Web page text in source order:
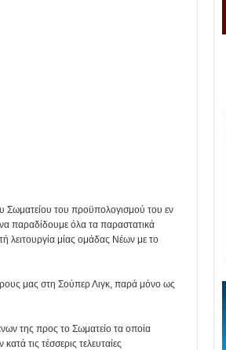
Σωματείου του προϋπολογισμού του εν
παραδίδουμε όλα τα παραστατικά
μίας ομάδας Νέων με το
μας στη Σούπερ Λιγκ, παρά μόνο ως
της προς το Σωματείο τα οποία
τις τέσσερις τελευταίες